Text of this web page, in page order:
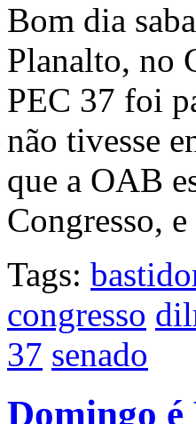
Bom dia
Planalto, no
PEC 37 foi
não tivesse
que a OAB
Congresso,
Tags:
congresso
37 senado
Domingo é